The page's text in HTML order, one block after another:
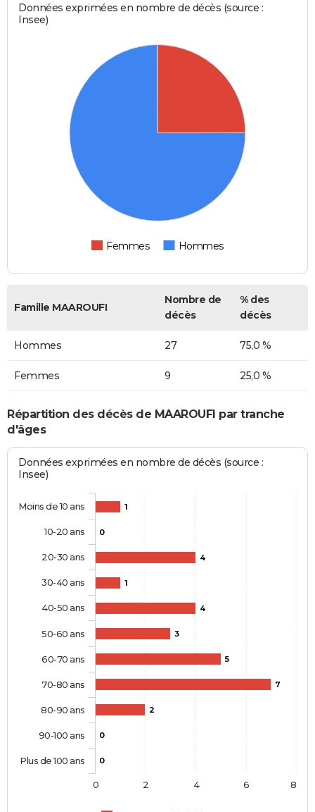
Données exprimées en nombre de décès (source :
Insee)
Femmes Hommes
Famille MAAROUFI
Nombre de
décès
% des
décès
Hommes 27 75,0 %
Femmes 9 25,0 %
Répartition des décès de MAAROUFI par tranche
d'âges
Données exprimées en nombre de décès (source :
Insee)
1
0
4
1
4
3
5
7
2
0
0
Moins de 10 ans
10-20 ans
20-30 ans
30-40 ans
40-50 ans
50-60 ans
60-70 ans
70-80 ans
80-90 ans
90-100 ans
Plus de 100 ans
0 2 4 6 8